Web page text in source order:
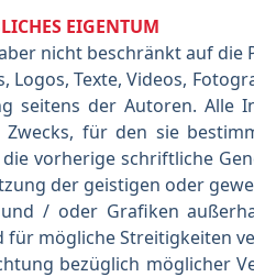
EIGENTUM
nicht beschränkt auf
Logos, Texte, Videos,
seitens der Autoren. Alle
Zwecks, für den sie
vorherige schriftliche
der geistigen oder
und / oder Grafiken
für mögliche Streitigkeiten
bezüglich möglicher